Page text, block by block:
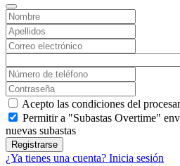
Acepto las condiciones del
Permitir a "Subastas Overtime"
nuevas subastas
Registrarse
¿Ya tienes una cuenta? Inicia sesión